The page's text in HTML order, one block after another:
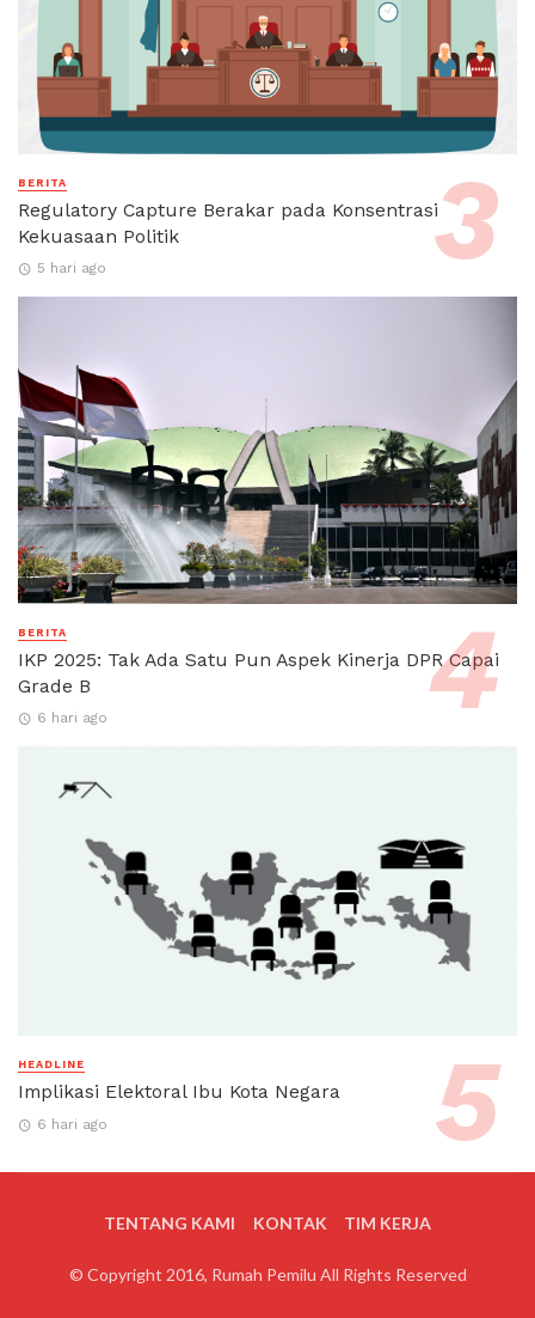
BERITA
Regulatory Capture Berakar pada Konsentrasi
Kekuasaan Politik
5 hari ago
BERITA
IKP 2025: Tak Ada Satu Pun Aspek Kinerja DPR Capai
Grade B
6 hari ago
HEADLINE
Implikasi Elektoral Ibu Kota Negara
6 hari ago
TENTANG KAMI KONTAK TIM KERJA
© Copyright 2016, Rumah Pemilu All Rights Reserved